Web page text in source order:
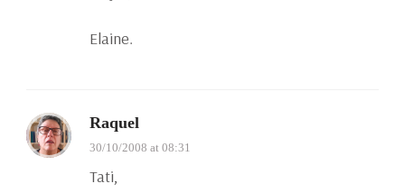
Elaine.
Raquel
30/10/2008 at 08:31
Tati,